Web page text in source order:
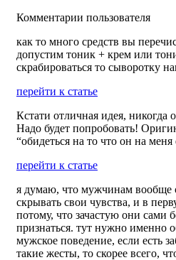
Комментарии пользователя
как то много средств вы
допустим тоник + крем или
скрабироваться то сыворотку
перейти к статье
Кстати отличная идея, никогда
Надо будет попробовать!
“обидеться на то что он на меня
перейти к статье
я думаю, что мужчинам вообще
скрывать свои чувства, и в
потому, что зачастую они сами
признаться. тут нужно именно
мужское поведение, если есть
такие жесты, то скорее всего,